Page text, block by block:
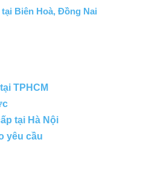
Biên Hoà, Đồng Nai
TPHCM
tại Hà Nội
yêu cầu